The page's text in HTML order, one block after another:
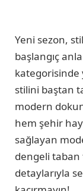
Yeni sezon,
başlangıç
kategorisinde
stilini baştan
modern
hem şehir
sağlayan
dengeli taban
detaylarıyla